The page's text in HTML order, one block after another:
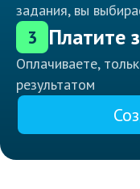
задания, вы
3 Платите
Оплачиваете,
результатом